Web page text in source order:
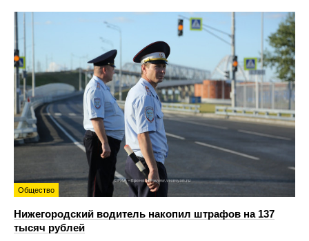
Общество
Нижегородский водитель накопил штрафов на 137
тысяч рублей